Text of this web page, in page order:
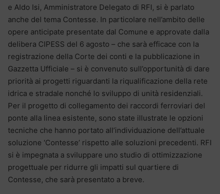
e Aldo Isi, Amministratore Delegato di RFI, si è parlato
anche del tema Contesse. In particolare nell’ambito delle
opere anticipate presentate dal Comune e approvate dalla
delibera CIPESS del 6 agosto – che sarà efficace con la
registrazione della Corte dei conti e la pubblicazione in
Gazzetta Ufficiale – si è convenuto sull’opportunità di dare
priorità ai progetti riguardanti la riqualificazione della rete
idrica e stradale nonché lo sviluppo di unità residenziali.
Per il progetto di collegamento dei raccordi ferroviari del
ponte alla linea esistente, sono state illustrate le opzioni
tecniche che hanno portato all’individuazione dell’attuale
soluzione ‘Contesse’ rispetto alle soluzioni precedenti. RFI
si è impegnata a sviluppare uno studio di ottimizzazione
progettuale per ridurre gli impatti sul quartiere di
Contesse, che sarà presentato a breve.